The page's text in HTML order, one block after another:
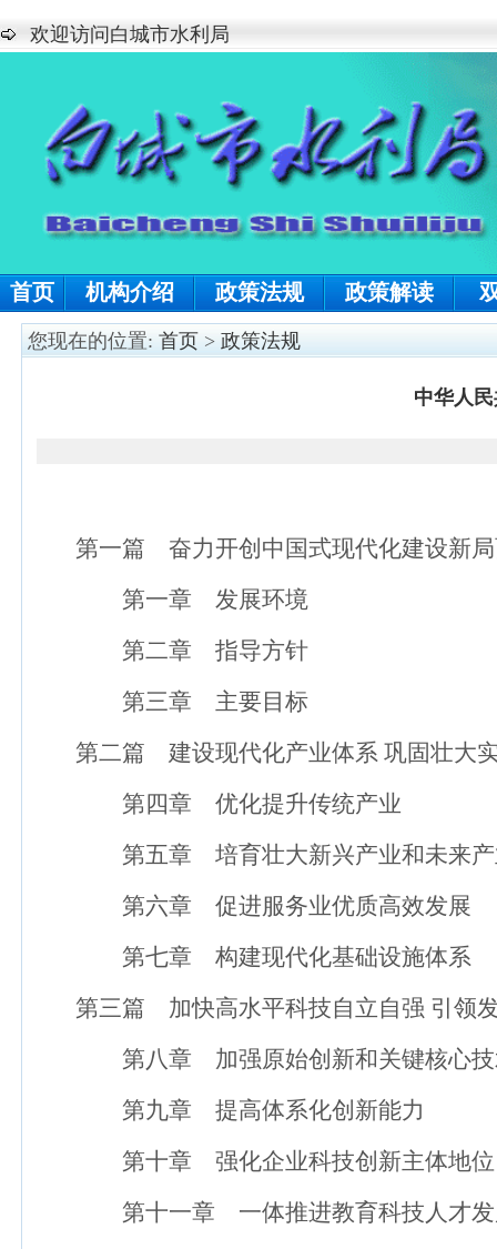
欢迎访问白城市水利局
首页 机构介绍 政策法规 政策解读
您现在的位置: 首页 > 政策法规
中华人
第一篇 奋力开创中国式现代化建设新
第一章 发展环境
第二章 指导方针
第三章 主要目标
第二篇 建设现代化产业体系 巩固壮大实
第四章 优化提升传统产业
第五章 培育壮大新兴产业和未来产
第六章 促进服务业优质高效发展
第七章 构建现代化基础设施体系
第三篇 加快高水平科技自立自强 引领发
第八章 加强原始创新和关键核心技
第九章 提高体系化创新能力
第十章 强化企业科技创新主体地位
第十一章 一体推进教育科技人才发